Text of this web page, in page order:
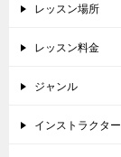
レッスン場所
レッスン料金
ジャンル
インストラクター